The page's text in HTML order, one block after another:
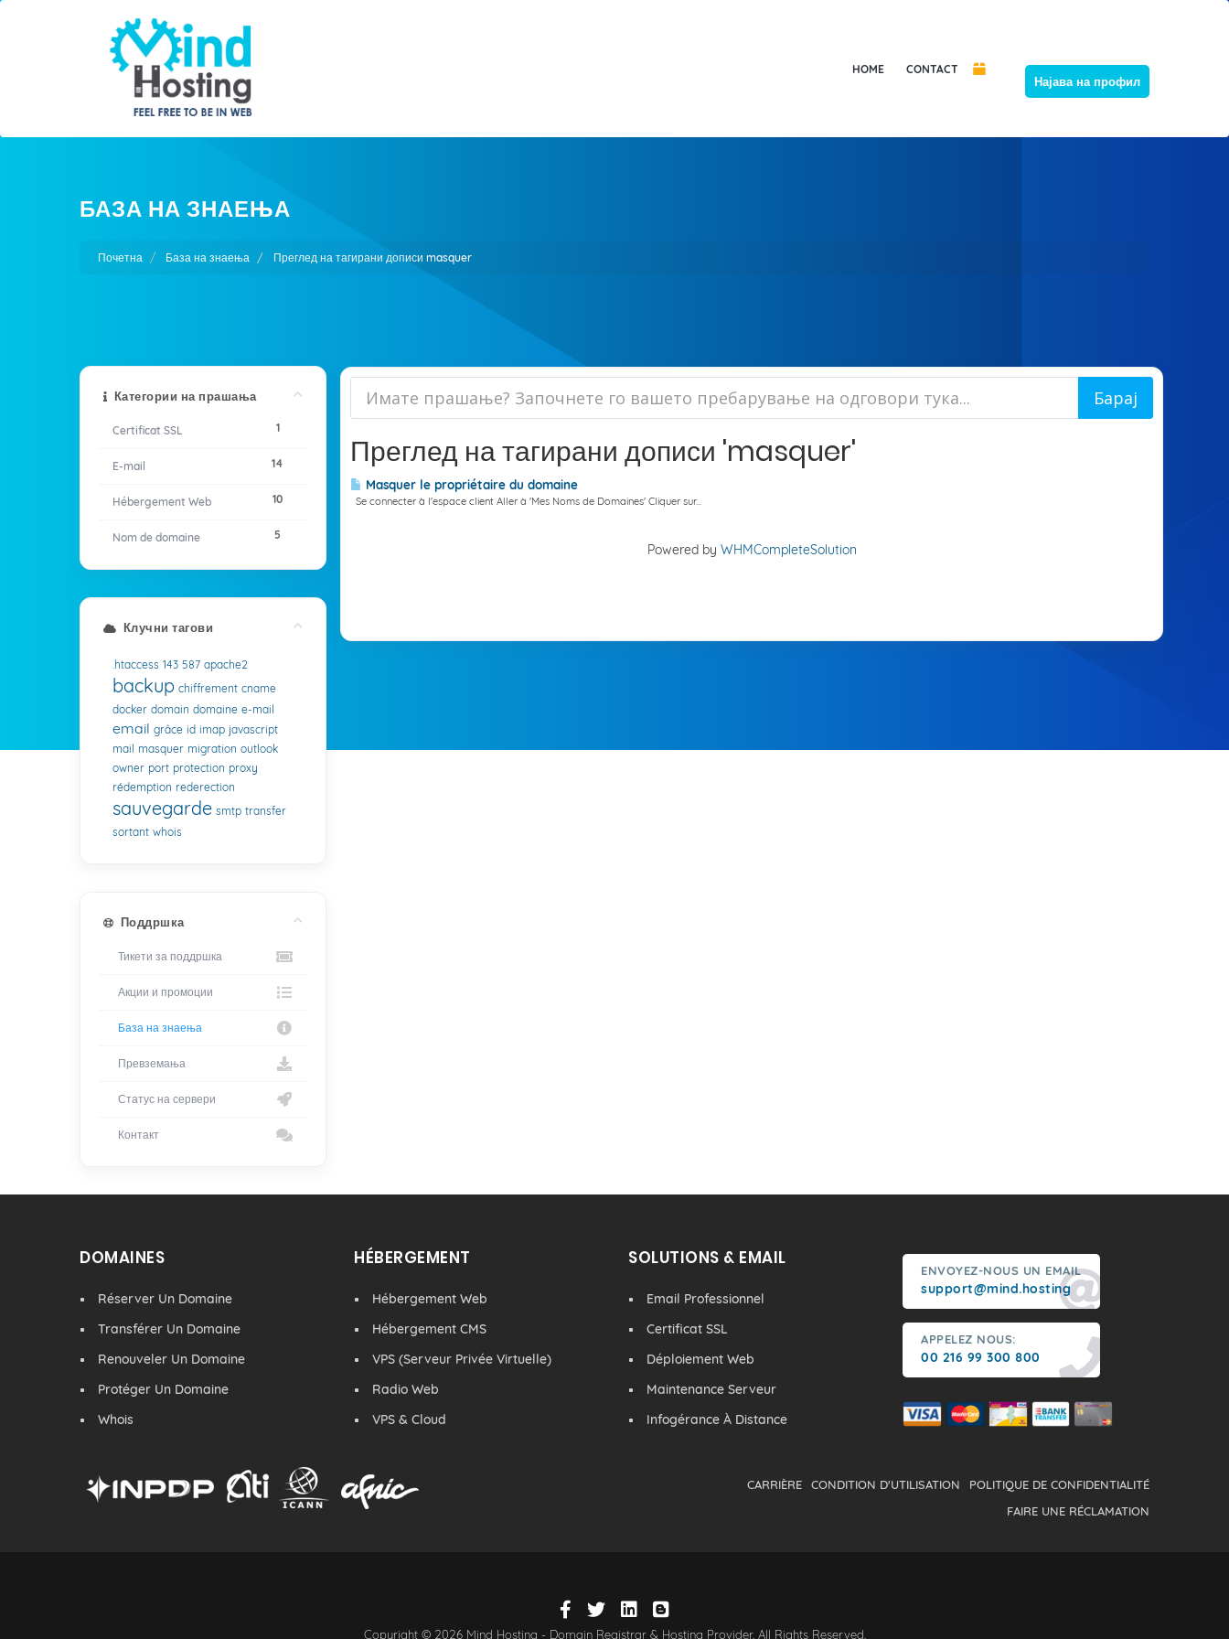
HOME CONTACT
Најава на профил
БАЗА НА ЗНАЕЊА
Почетна База на знаења Преглед на тагирани дописи masquer
Категории на прашања
1
Certificat SSL
14
E-mail
10
Hébergement Web
5
Nom de domaine
Преглед на тагирани дописи 'masquer'
Masquer le propriétaire du domaine
Se connecter à l'espace client Aller à 'Mes Noms de Domaines' Cliquer sur...
Powered by WHMCompleteSolution
Клучни тагови
.htaccess 143 587 apache2
backup chiffrement cname
docker domain domaine e-mail
email grâce id imap javascript
mail masquer migration outlook
owner port protection proxy
rédemption rederection
sauvegarde smtp transfer
sortant whois
Поддршка
Тикети за поддршка
Акции и промоции
База на знаења
Превземања
Статус на сервери
Контакт
DOMAINES
Réserver Un Domaine
Transférer Un Domaine
Renouveler Un Domaine
Protéger Un Domaine
Whois
HÉBERGEMENT
Hébergement Web
Hébergement CMS
VPS (Serveur Privée Virtuelle)
Radio Web
VPS & Cloud
SOLUTIONS & EMAIL
Email Professionnel
Certificat SSL
Déploiement Web
Maintenance Serveur
Infogérance À Distance
ENVOYEZ-NOUS UN EMAIL
support@mind.hosting
APPELEZ NOUS:
00 216 99 300 800
POLITIQUE DE CONFIDENTIALITÉ
CONDITION D'UTILISATION
CARRIÈRE
FAIRE UNE RÉCLAMATION
Copyright © 2026 Mind Hosting - Domain Registrar & Hosting Provider. All Rights Reserved.